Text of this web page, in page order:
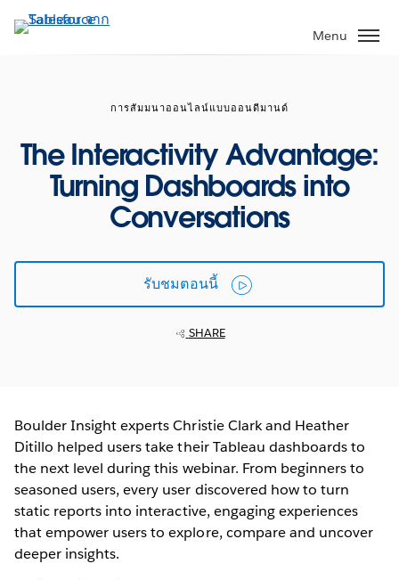
ไป
Menu
การสัมมนาออนไลน์แบบออนดีมานด์
The Interactivity Advantage:
Turning Dashboards into
Conversations
รับชมตอนนี้
SHARE
Boulder Insight experts Christie Clark and Heather
Ditillo helped users take their Tableau dashboards to
the next level during this webinar. From beginners to
seasoned users, every user discovered how to turn
static reports into interactive, engaging experiences
that empower users to explore, compare and uncover
deeper insights.